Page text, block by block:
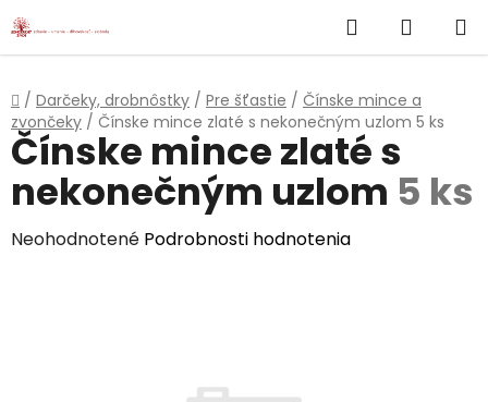
Prejsť
na
Hľadať
KOŠÍK
Domov
/ Darčeky, drobnôstky / Pre šťastie / Čínske mince a
zvončeky / Čínske mince zlaté s nekonečným uzlom 5 ks
Čínske mince zlaté s
nekonečným uzlom 5 ks
Priemerné
Neohodnotené Podrobnosti hodnotenia